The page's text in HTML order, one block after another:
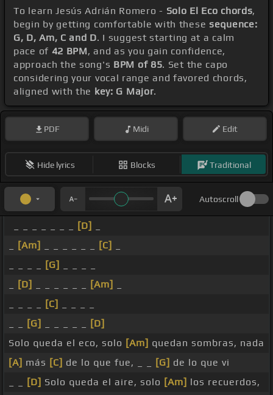
To learn Jesús Adrián Romero - Solo El Eco chords,
begin by getting comfortable with thesesequence:
G, D, Am, C and D. I suggest starting at a calm
pace of 42 BPM, and as you gain confidence,
approach the song's BPM of 85. Set the capo
considering your vocal range and favored chords,
aligned with the key: G Major.
PDF Midi Edit
Hide lyrics Blocks Traditional
Autoscroll
[D]
[Am] [C]
[G]
[D] [Am]
[C]
[G]
[D]
Solo queda el eco, solo [Am] quedan sombras, nada
[A] más [C] de lo que fue, _ _ [G] de lo que vi
[D] Solo queda el aire, solo [Am] los recuerdos,